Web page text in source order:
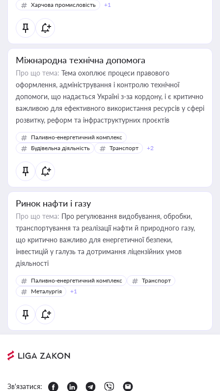
Харчова промисловість
+1
Міжнародна технічна допомога
Про що тема: Тема охоплює процеси правового
оформлення, адміністрування і контролю технічної
допомоги, що надається Україні з-за кордону, і є критично
важливою для ефективного використання ресурсів у сфері
розвитку, реформ та інфраструктурних проєктів
Паливно-енергетичний комплекс
Будівельна діяльність
Транспорт +2
Ринок нафти і газу
Про що тема: Про регулювання видобування, обробки,
транспортування та реалізації нафти й природного газу,
що критично важливо для енергетичної безпеки,
інвестицій у галузь та дотримання ліцензійних умов
діяльності
Паливно-енергетичний комплекс
Транспорт
Металургія
+1
Зв'язатися: